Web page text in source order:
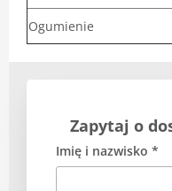
Ogumienie
Zapytaj o
Imię i nazwisko *